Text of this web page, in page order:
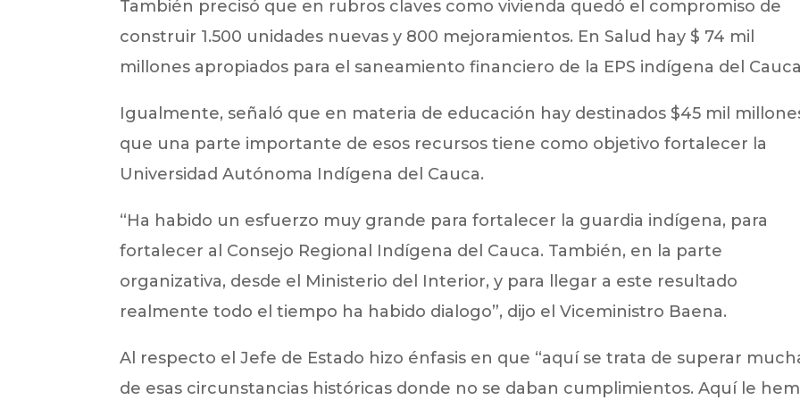
También precisó que en rubros claves como vivienda quedó el compromiso de
construir 1.500 unidades nuevas y 800 mejoramientos. En Salud hay $ 74 mil
millones apropiados para el saneamiento financiero de la EPS indígena del
Igualmente, señaló que en materia de educación hay destinados $45 mil
que una parte importante de esos recursos tiene como objetivo fortalecer la
Universidad Autónoma Indígena del Cauca.
“Ha habido un esfuerzo muy grande para fortalecer la guardia indígena, para
fortalecer al Consejo Regional Indígena del Cauca. También, en la parte
organizativa, desde el Ministerio del Interior, y para llegar a este resultado
realmente todo el tiempo ha habido dialogo”, dijo el Viceministro Baena.
Al respecto el Jefe de Estado hizo énfasis en que “aquí se trata de superar
de esas circunstancias históricas donde no se daban cumplimientos. Aquí le